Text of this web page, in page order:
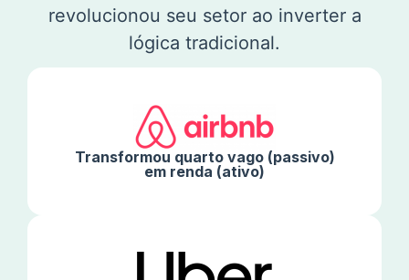
revolucionou seu setor ao inverter a
lógica tradicional.
Transformou quarto vago (passivo)
em renda (ativo)